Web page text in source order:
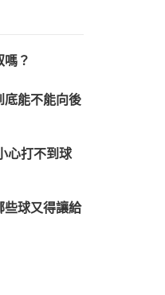
？
底能不能向後
心打不到球
些球又得讓給